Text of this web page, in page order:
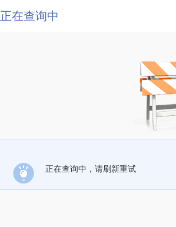
正在查询中
正在查询中，请刷新重试